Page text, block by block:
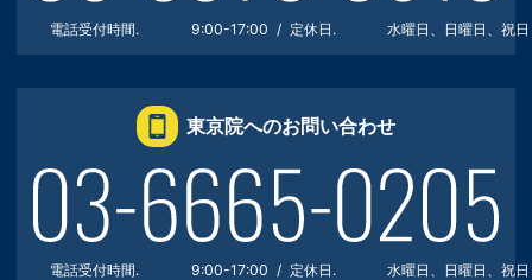
電話受付時間. 9:00-17:00 定休日. 水曜日、日曜日、祝日
東京院へのお問い合わせ
電話受付時間. 9:00-17:00 定休日. 水曜日、日曜日、祝日